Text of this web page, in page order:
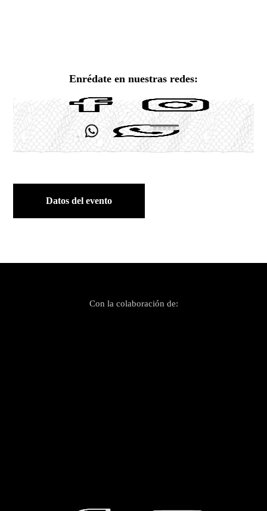
Enrédate en nuestras redes:
Datos del evento
Con la colaboración de: